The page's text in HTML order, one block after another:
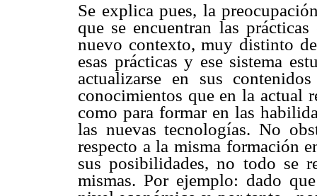
Se explica pues, la
que se encuentran las
nuevo contexto, muy distinto
esas prácticas y ese sistema
actualizarse en sus
conocimientos que en la actual
como para formar en las
las nuevas tecnologías. No
respecto a la misma formación
sus posibilidades, no todo se
mismas. Por ejemplo: dado